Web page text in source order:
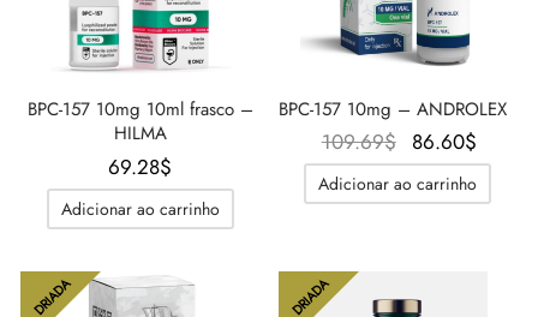
BPC-157 10mg 10ml frasco –
HILMA
69.28$
Adicionar ao carrinho
BPC-157 10mg – ANDROLEX
109.69$ O preço
original
era:
86.60$
atual
Adicionar ao carrinho
DRIADA DRIADA
/ GENETIC 🇪🇺
🇪🇺
🇪🇺
De Estenbolona
Oral
(Mounjaro)
GnRH